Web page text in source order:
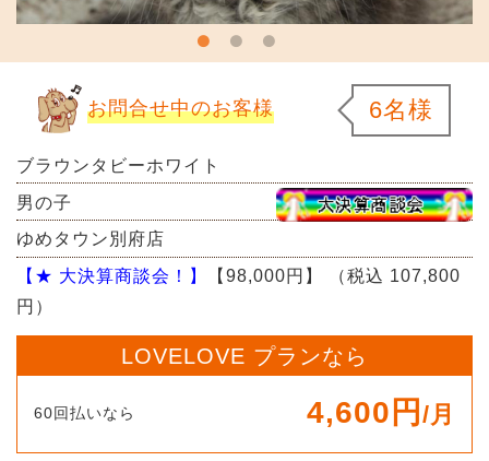
お問合せ中のお客様 6名様
ブラウンタビーホワイト
男の子
ゆめタウン別府店
【★ 大決算商談会！】
【98,000円】
（税込 107,800
円）
LOVELOVE プランなら
60回払いなら 4,600円 /月